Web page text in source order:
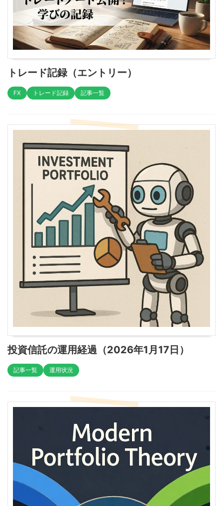
トレード記録（エントリー）
FX トレード記録 記事一覧
投資信託の運用経過（2026年1月17日）
記事一覧 運用状況